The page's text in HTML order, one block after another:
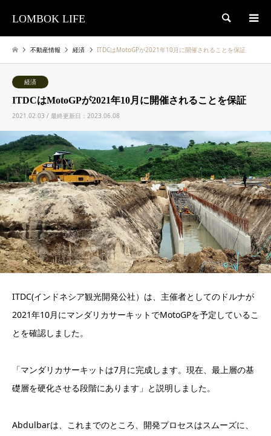
LOMBOK LIFE 検索
不動産情報 経済 ITDCはMotoGPが2021年10月に開催されることを保証
経済
ITDCはMotoGPが2021年10月に開催されることを保証
2021.02.03 / 最終更新日：2023.06.08
ITDC(インドネシア観光開発公社）は、主催者としてのドルナが
2021年10月にマンダリカサーキットでMotoGPを予定しているこ
とを確認しました。
「マンダリカサーキットは7月に完成します。現在、最上層の基
礎層を硬化させる段階にあります」と説明しました。
Abdulbarは、これまでのところ、開発プロセスはスムーズに、